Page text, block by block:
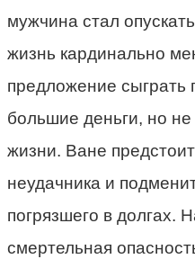
мужчина стал
жизнь кардинально
предложение сыграть
большие деньги, но
жизни. Ване
неудачника и
погрязшего в долгах.
смертельная